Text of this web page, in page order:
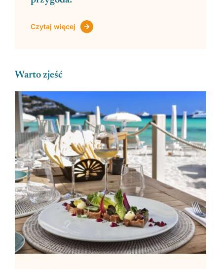
Czytaj więcej
Warto zjeść